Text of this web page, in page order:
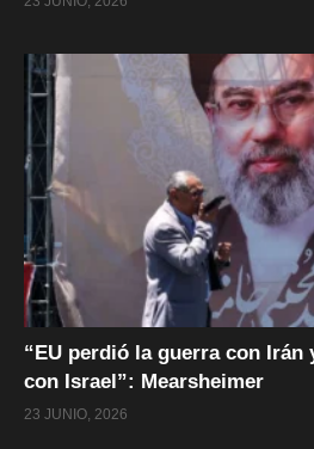
“EU perdió la guerra con Irán
con Israel”: Mearsheimer
23 JUNIO, 2026